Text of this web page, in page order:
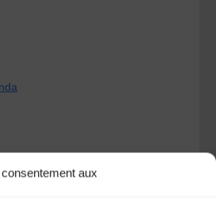
aux
Yves Durand – Tour de contes